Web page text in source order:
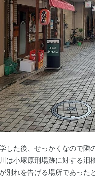
した後、せっかくなので隣
は小塚原刑場跡に対する泪
別れを告げる場所であっ